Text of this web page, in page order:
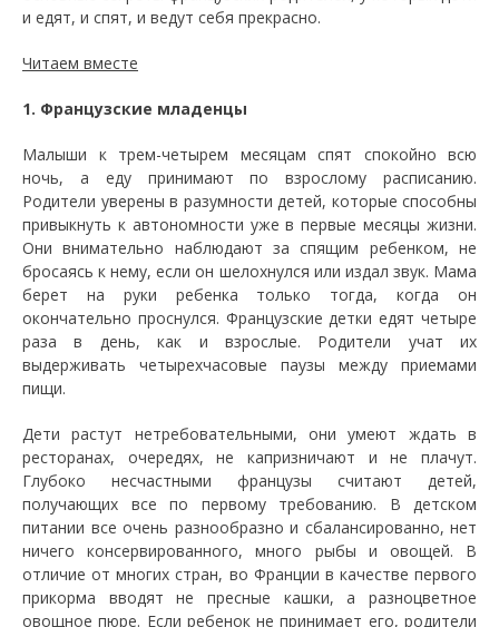
и едят, и спят, и ведут себя прекрасно.
Читаем вместе
1. Французские младенцы
Малыши к трем-четырем месяцам спят спокойно всю
ночь, а еду принимают по взрослому расписанию.
Родители уверены в разумности детей, которые способны
привыкнуть к автономности уже в первые месяцы жизни.
Они внимательно наблюдают за спящим ребенком, не
бросаясь к нему, если он шелохнулся или издал звук. Мама
берет на руки ребенка только тогда, когда он
окончательно проснулся. Французские детки едят четыре
раза в день, как и взрослые. Родители учат их
выдерживать четырехчасовые паузы между приемами
пищи.
Дети растут нетребовательными, они умеют ждать в
ресторанах, очередях, не капризничают и не плачут.
Глубоко несчастными французы считают детей,
получающих все по первому требованию. В детском
питании все очень разнообразно и сбалансированно, нет
ничего консервированного, много рыбы и овощей. В
отличие от многих стран, во Франции в качестве первого
прикорма вводят не пресные кашки, а разноцветное
овощное пюре. Если ребенок не принимает его, родители